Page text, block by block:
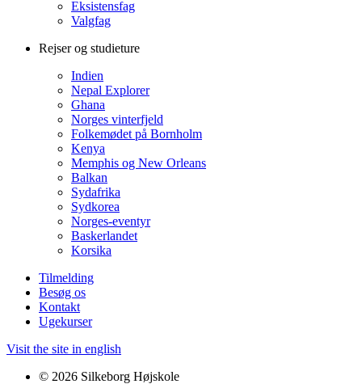
Eksistensfag
Valgfag
Rejser og studieture
Indien
Nepal Explorer
Ghana
Norges vinterfjeld
Folkemødet på Bornholm
Kenya
Memphis og New Orleans
Balkan
Sydafrika
Sydkorea
Norges-eventyr
Baskerlandet
Korsika
Tilmelding
Besøg os
Kontakt
Ugekurser
Visit the site in english
© 2026 Silkeborg Højskole